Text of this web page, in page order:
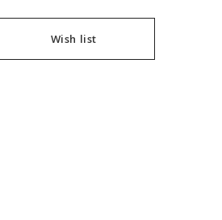
Wish list